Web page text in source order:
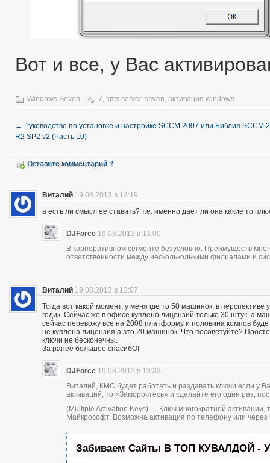
Вот и все, у Вас
Windows Seven 7, kms server, seven, активация windows
← Руководство по установке и настройке SCCM 2007 или Библия SCCM
R2 SP2 v2 (Часть 10)
Оставите комментарий ?
Виталий 19.08.2013 в 12:19
а есть ли смысл ее ставить? т.е. именно дает ли она какие то
DJForce 19.08.2013 в 13:00
В корпоративном сегменте безусловно. Преимуществ
ответственности между нескольколькими филиалами и
Виталий 19.08.2013 в 13:07
Тогда вот какой момент, у меня где то 50 машинок, в
годик. Сейчас же в офисе куплено лицензий только 30 штук, а
сейчас перевожу все на 2008 платформу и половина компов
не куплена лицензия а это 20 машинок. Что посоветуйте?
ключи не бесконечны.
За ранее большое спасибО!
DJForce 19.08.2013 в 13:33
Виталий, КМС будет работать и раздавать ключи если у
активаций, то «Заморочтесь» и сделайте его один раз,
(Multiple Activation Keys) — Ключ многократной активации,
Майкрософт. Возможна активация по телефону или
Забиваем Сайты В ТОП КУВАЛДОЙ -